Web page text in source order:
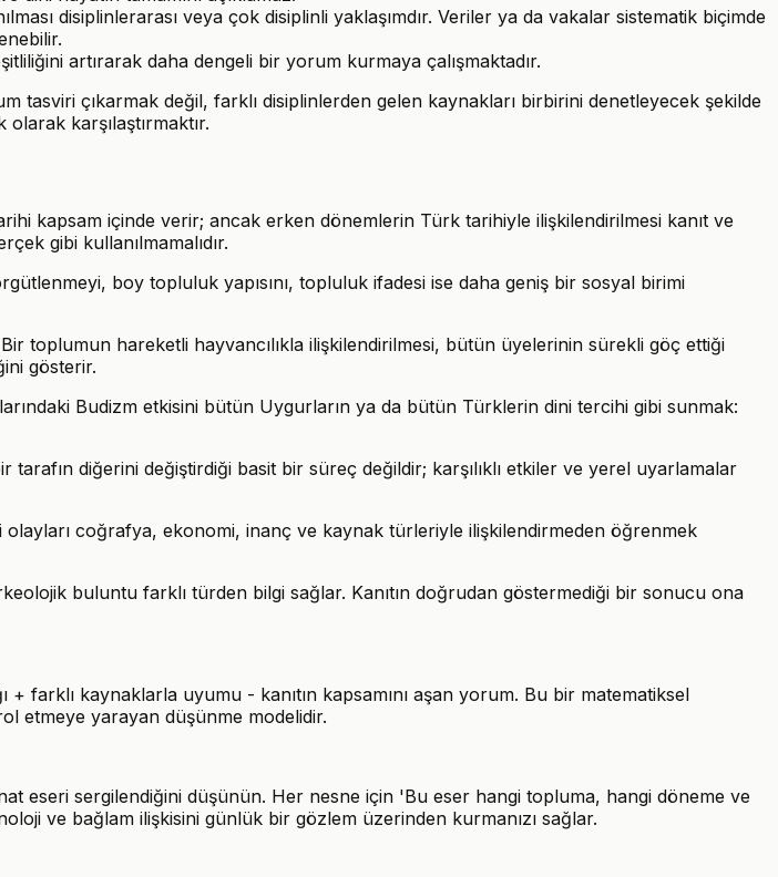
disiplinlerarası veya çok disiplinli yaklaşımdır. Veriler ya da vakalar sistematik biçimde
artırarak daha dengeli bir yorum kurmaya çalışmaktadır.
tasviri çıkarmak değil, farklı disiplinlerden gelen kaynakları birbirini denetleyecek şekilde
karşılaştırmaktır.
kapsam içinde verir; ancak erken dönemlerin Türk tarihiyle ilişkilendirilmesi kanıt ve
gibi kullanılmamalıdır.
boy topluluk yapısını, topluluk ifadesi ise daha geniş bir sosyal birimi
toplumun hareketli hayvancılıkla ilişkilendirilmesi, bütün üyelerinin sürekli göç ettiği
gösterir.
Budizm etkisini bütün Uygurların ya da bütün Türklerin dini tercihi gibi sunmak:
diğerini değiştirdiği basit bir süreç değildir; karşılıklı etkiler ve yerel uyarlamalar
olayları coğrafya, ekonomi, inanç ve kaynak türleriyle ilişkilendirmeden öğrenmek
buluntu farklı türden bilgi sağlar. Kanıtın doğrudan göstermediği bir sonucu ona
farklı kaynaklarla uyumu - kanıtın kapsamını aşan yorum. Bu bir matematiksel
etmeye yarayan düşünme modelidir.
eseri sergilendiğini düşünün. Her nesne için 'Bu eser hangi topluma, hangi döneme ve
ve bağlam ilişkisini günlük bir gözlem üzerinden kurmanızı sağlar.